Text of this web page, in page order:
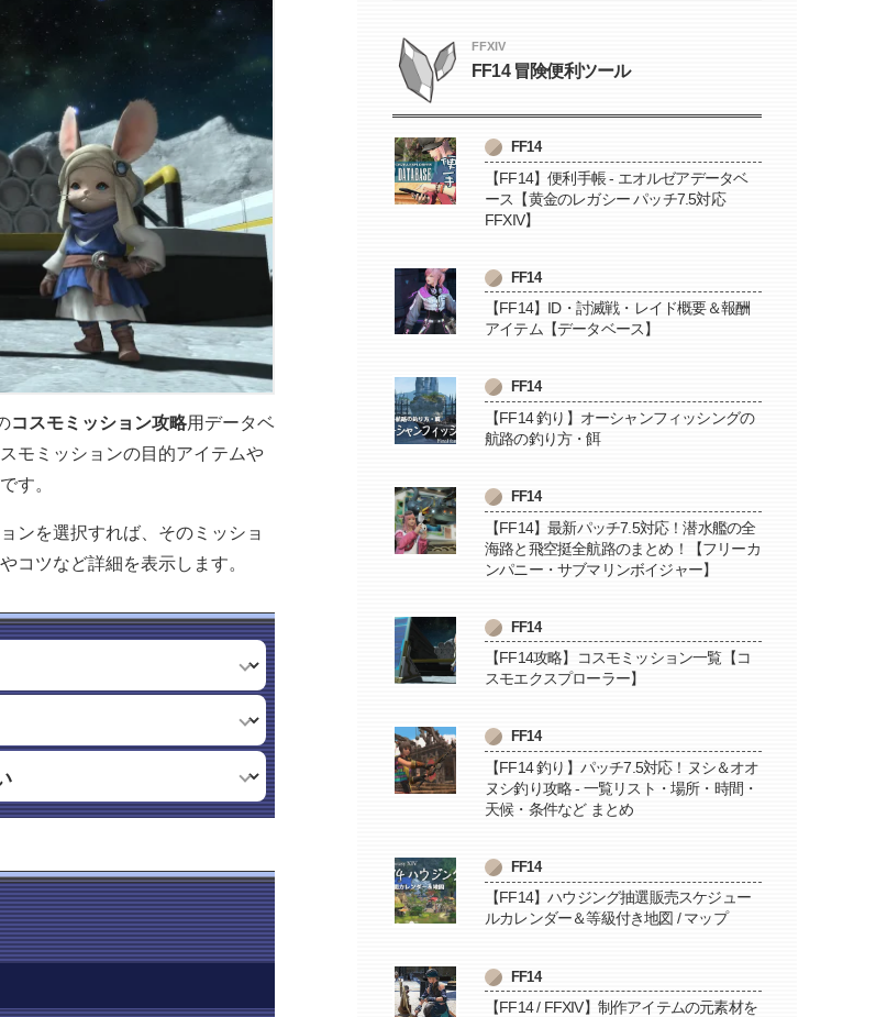
コスモミッション攻略用データベ
モミッションの目的アイテムや
す。
ンを選択すれば、そのミッショ
コツなど詳細を表示します。
FFXIV
FF14 冒険便利ツール
FF14
【FF14】便利手帳 - エオルゼアデータベ
ース【黄金のレガシー パッチ7.5対応
FFXIV】
FF14
【FF14】ID・討滅戦・レイド概要＆報酬
アイテム【データベース】
FF14
【FF14 釣り】オーシャンフィッシングの
航路の釣り方・餌
FF14
【FF14】最新パッチ7.5対応！潜水艦の全
海路と飛空挺全航路のまとめ！【フリーカ
ンパニー・サブマリンボイジャー】
FF14
【FF14攻略】コスモミッション一覧【コ
スモエクスプローラー】
FF14
【FF14 釣り】パッチ7.5対応！ヌシ＆オオ
ヌシ釣り攻略 - 一覧リスト・場所・時間・
天候・条件など まとめ
FF14
【FF14】ハウジング抽選販売スケジュー
ルカレンダー＆等級付き地図 / マップ
FF14
【FF14 / FFXIV】制作アイテムの元素材を